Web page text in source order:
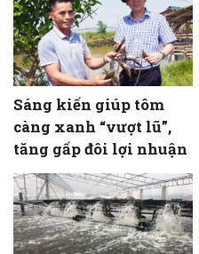
Sáng kiến giúp tôm
càng xanh “vượt lũ”,
tăng gấp đôi lợi nhuận